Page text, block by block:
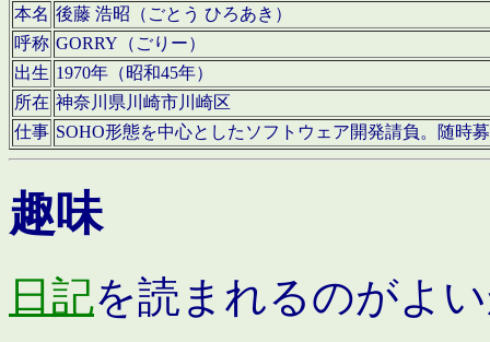
本名 後藤 浩昭（ごとう ひろあき）
呼称 GORRY（ごりー）
出生 1970年（昭和45年）
所在 神奈川県川崎市川崎区
仕事 SOHO形態を中心としたソフトウェア開発請負。随時
趣味
日記を読まれるのがよ